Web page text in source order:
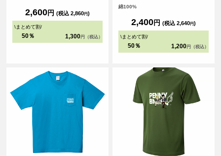
シャツです｡
2,600円 (税込 2,860円)
\まとめて割/
50％ 1,300 円（税込）
すすめです！
綿100%
2,400円 (税込 2,640円)
\まとめて割/
50％ 1,200 円（税込）